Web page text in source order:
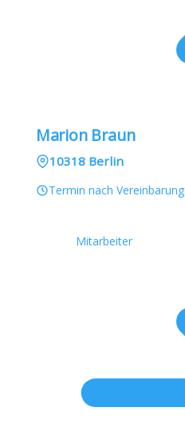
Marion Braun
10318 Berlin
Termin nach Vereinbarung
Mitarbeiter